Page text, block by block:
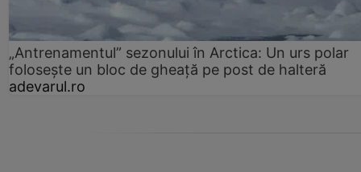
„Antrenamentul” sezonului în Arctica: Un urs polar
folosește un bloc de gheață pe post de halteră
adevarul.ro